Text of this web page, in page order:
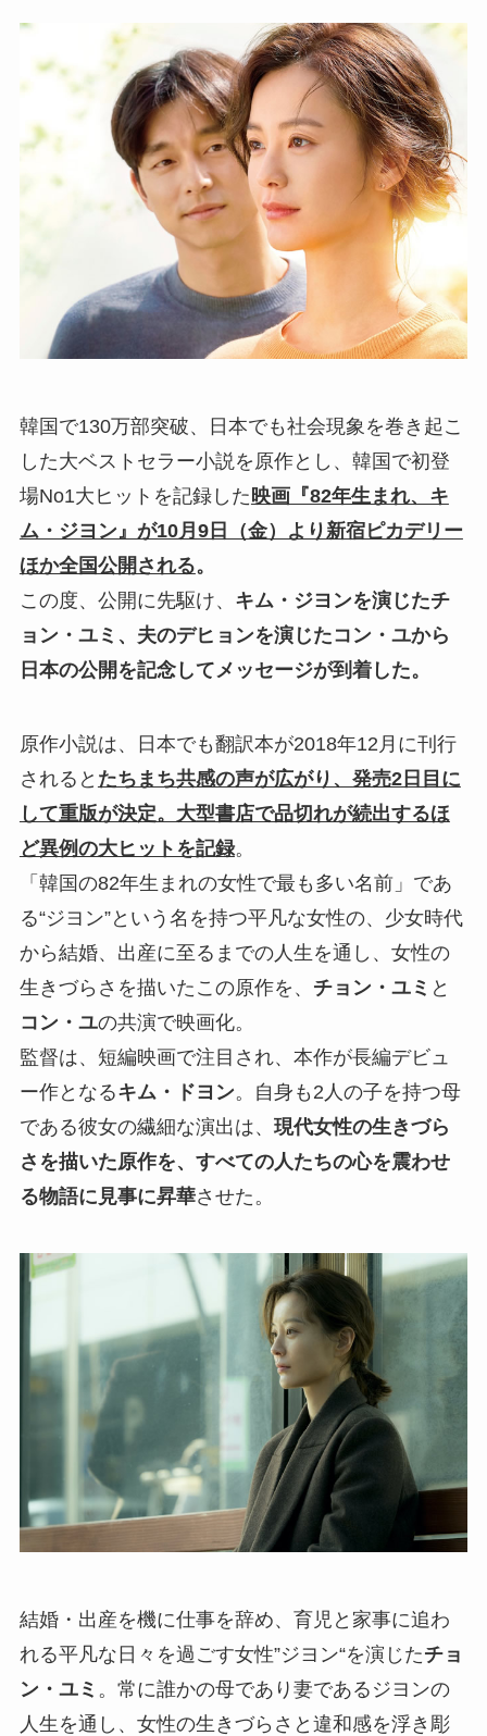
韓国で130万部突破、日本でも社会現象を巻き起こ
した大ベストセラー小説を原作とし、韓国で初登
場No1大ヒットを記録した映画『82年生まれ、キ
ム・ジヨン』が10月9日（金）より新宿ピカデリー
ほか全国公開される。
この度、公開に先駆け、 キム・ジヨンを演じたチ
ョン・ユミ、夫のデヒョンを演じたコン・ユから
日本の公開を記念してメッセージが到着した。
原作小説は、日本でも翻訳本が2018年12月に刊行
されると たちまち共感の声が広がり、発売2日目に
して重版が決定。大型書店で品切れが続出するほ
ど異例の大ヒットを記録。
「韓国の82年生まれの女性で最も多い名前」であ
る“ジヨン”という名を持つ平凡な女性の、少女時代
から結婚、出産に至るまでの人生を通し、女性の
生きづらさを描いたこの原作を、 チョン・ユミ と
コン・ユの共演で映画化。
監督は、短編映画で注目され、本作が長編デビュ
ー作となるキム・ドヨン。自身も2人の子を持つ母
である彼女の繊細な演出は、 現代女性の生きづら
さを描いた原作を、すべての人たちの心を震わせ
る物語に見事に昇華させた。
結婚・出産を機に仕事を辞め、育児と家事に追わ
れる平凡な日々を過ごす女性”ジヨン“を演じたチョ
ン・ユミ 。常に誰かの母であり妻であるジヨンの
人生を通し、女性の生きづらさと違和感を浮き彫